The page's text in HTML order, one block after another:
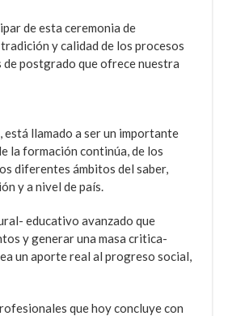
de esta ceremonia de
y calidad de los procesos
postgrado que ofrece nuestra
llamado a ser un importante
la formación continúa, de los
diferentes ámbitos del saber,
y a nivel de país.
educativo avanzado que
y generar una masa critica-
un aporte real al progreso social,
que hoy concluye con